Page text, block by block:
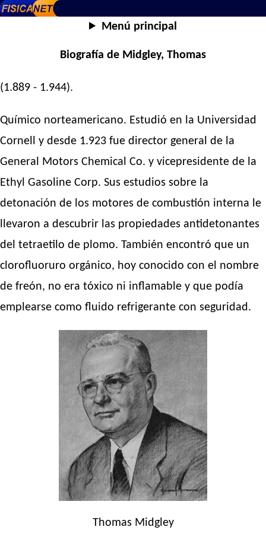
Menú principal
Biografía de Midgley, Thomas
(1.889 - 1.944).
Químico norteamericano. Estudió en la Universidad
Cornell y desde 1.923 fue director general de la
General Motors Chemical Co. y vicepresidente de la
Ethyl Gasoline Corp. Sus estudios sobre la
detonación de los motores de combustión interna le
llevaron a descubrir las propiedades antidetonantes
del tetraetilo de plomo. También encontró que un
clorofluoruro orgánico, hoy conocido con el nombre
de freón, no era tóxico ni inflamable y que podía
emplearse como fluido refrigerante con seguridad.
Thomas Midgley